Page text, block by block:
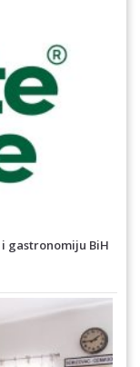
gastronomiju BiH